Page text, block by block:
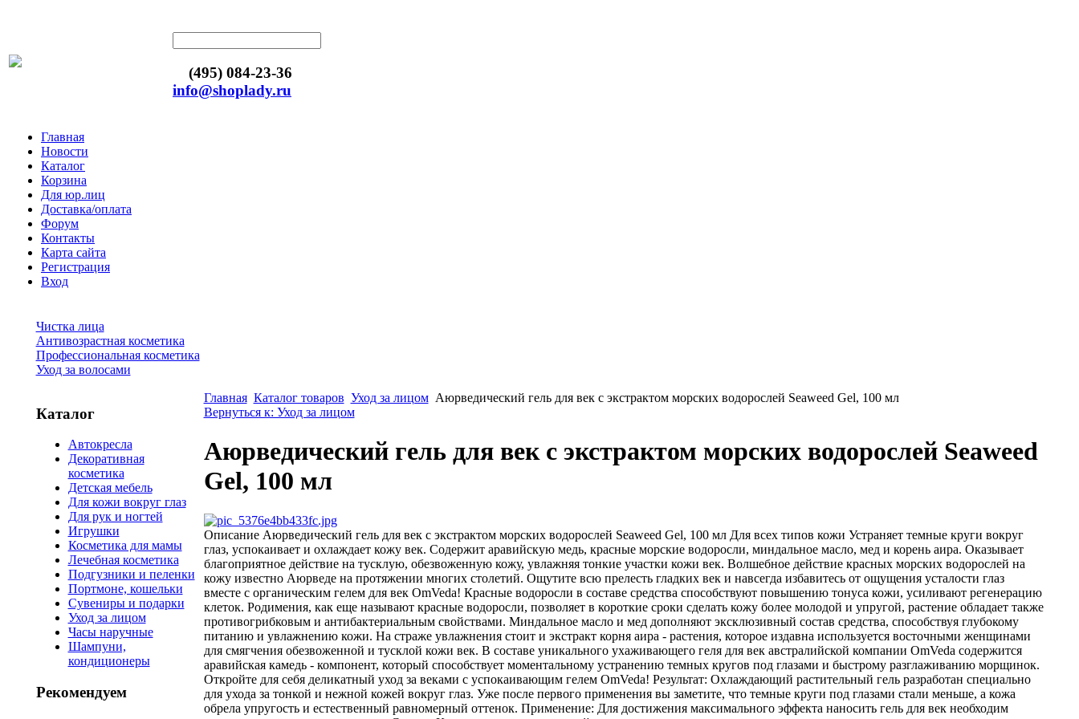
(495) 084-23-36
info@shoplady.ru
Главная
Новости
Каталог
Корзина
Для юр.лиц
Доставка/оплата
Форум
Контакты
Карта сайта
Регистрация
Вход
Чистка лица
Антивозрастная косметика
Профессиональная косметика
Уход за волосами
Каталог
Автокресла
Декоративная
косметика
Детская мебель
Для кожи вокруг глаз
Для рук и ногтей
Игрушки
Косметика для мамы
Лечебная косметика
Подгузники и пеленки
Портмоне, кошельки
Сувениры и подарки
Уход за лицом
Часы наручные
Шампуни,
кондиционеры
Рекомендуем
Главная Каталог товаров Уход за лицом Аюрведический гель для век с экстрактом морских водорослей Seaweed Gel, 100 мл
Вернуться к: Уход за лицом
Аюрведический гель для век с экстрактом морских водорослей Seaweed
Gel, 100 мл
ОписаниеАюрведический гель для век с экстрактом морских водорослей Seaweed Gel, 100 мл Для всех типов кожи Устраняет темные круги вокруг
глаз, успокаивает и охлаждает кожу век. Содержит аравийскую медь, красные морские водоросли, миндальное масло, мед и корень аира. Оказывает
благоприятное действие на тусклую, обезвоженную кожу, увлажняя тонкие участки кожи век. Волшебное действие красных морских водорослей на
кожу известно Аюрведе на протяжении многих столетий. Ощутите всю прелесть гладких век и навсегда избавитесь от ощущения усталости глаз
вместе с органическим гелем для век OmVeda! Красные водоросли в составе средства способствуют повышению тонуса кожи, усиливают регенерацию
клеток. Родимения, как еще называют красные водоросли, позволяет в короткие сроки сделать кожу более молодой и упругой, растение обладает также
противогрибковым и антибактериальным свойствами. Миндальное масло и мед дополняют эксклюзивный состав средства, способствуя глубокому
питанию и увлажнению кожи. На страже увлажнения стоит и экстракт корня аира - растения, которое издавна используется восточными женщинами
для смягчения обезвоженной и тусклой кожи век. В составе уникального ухаживающего геля для век австралийской компании OmVeda содержится
аравийская камедь - компонент, который способствует моментальному устранению темных кругов под глазами и быстрому разглаживанию морщинок.
Откройте для себя деликатный уход за веками с успокаивающим гелем OmVeda! Результат: Охлаждающий растительный гель разработан специально
для ухода за тонкой и нежной кожей вокруг глаз. Уже после первого применения вы заметите, что темные круги под глазами стали меньше, а кожа
обрела упругость и естественный равномерный оттенок. Применение: Для достижения максимального эффекта наносить гель для век необходим